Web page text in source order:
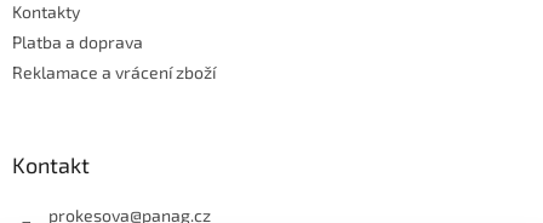
Kontakty
Platba a doprava
Reklamace a vrácení zboží
Kontakt
prokesova@panag.cz